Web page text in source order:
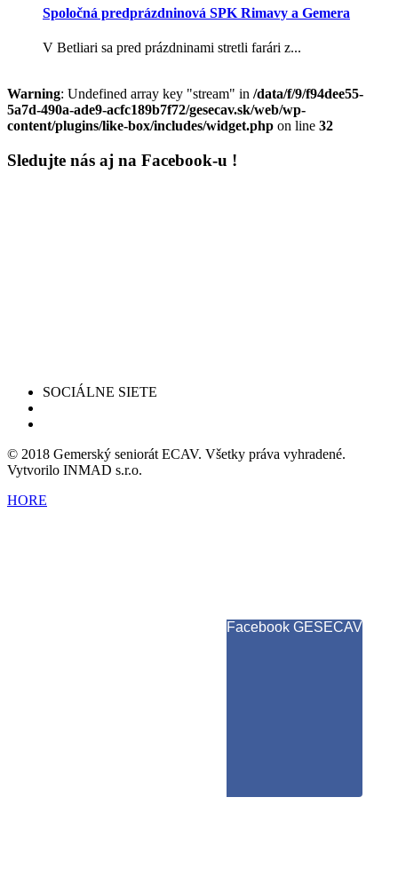
Spoločná predprázdninová SPK Rimavy a Gemera
V Betliari sa pred prázdninami stretli farári z...
Warning: Undefined array key "stream" in /data/f/9/f94dee55-
5a7d-490a-ade9-acfc189b7f72/gesecav.sk/web/wp-
content/plugins/like-box/includes/widget.php on line 32
Sledujte nás aj na Facebook-u !
SOCIÁLNE SIETE
© 2018 Gemerský seniorát ECAV. Všetky práva vyhradené.
Vytvorilo INMAD s.r.o.
HORE
Facebook GESECAV